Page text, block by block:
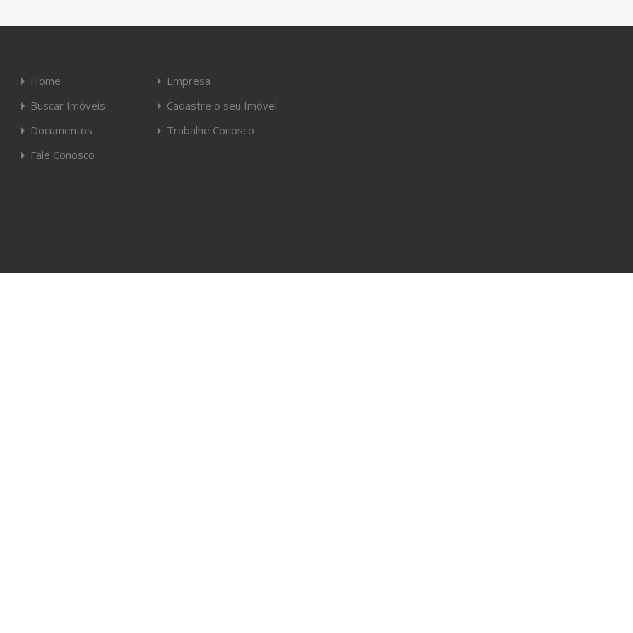
Home
Empresa
Buscar Imóveis
Cadastre o seu Imóvel
Documentos
Trabalhe Conosco
Fale Conosco